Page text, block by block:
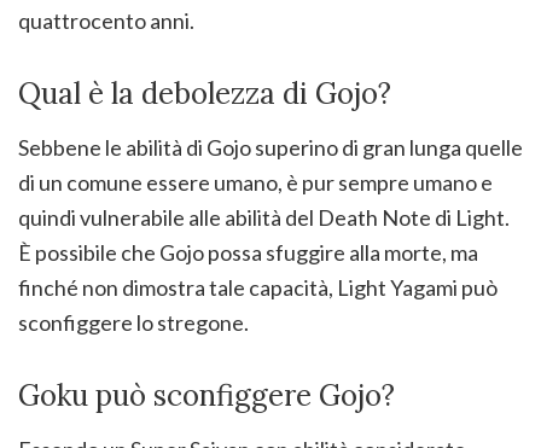
quattrocento anni.
Qual è la debolezza di Gojo?
Sebbene le abilità di Gojo superino di gran lunga quelle
di un comune essere umano, è pur sempre umano e
quindi vulnerabile alle abilità del Death Note di Light.
È possibile che Gojo possa sfuggire alla morte, ma
finché non dimostra tale capacità, Light Yagami può
sconfiggere lo stregone.
Goku può sconfiggere Gojo?